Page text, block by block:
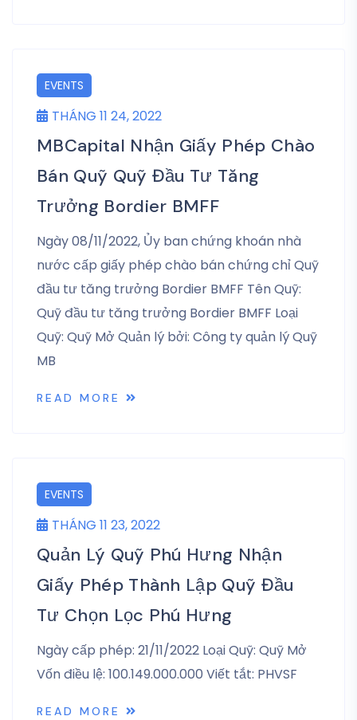
EVENTS
THÁNG 11 24, 2022
MBCapital Nhận Giấy Phép Chào
Bán Quỹ Quỹ Đầu Tư Tăng
Trưởng Bordier BMFF
Ngày 08/11/2022, Ủy ban chứng khoán nhà
nước cấp giấy phép chào bán chứng chỉ Quỹ
đầu tư tăng trưởng Bordier BMFF Tên Quỹ:
Quỹ đầu tư tăng trưởng Bordier BMFF Loại
Quỹ: Quỹ Mở Quản lý bởi: Công ty quản lý Quỹ
MB
READ MORE
EVENTS
THÁNG 11 23, 2022
Quản Lý Quỹ Phú Hưng Nhận
Giấy Phép Thành Lập Quỹ Đầu
Tư Chọn Lọc Phú Hưng
Ngày cấp phép: 21/11/2022 Loại Quỹ: Quỹ Mở
Vốn điều lệ: 100.149.000.000 Viết tắt: PHVSF
READ MORE